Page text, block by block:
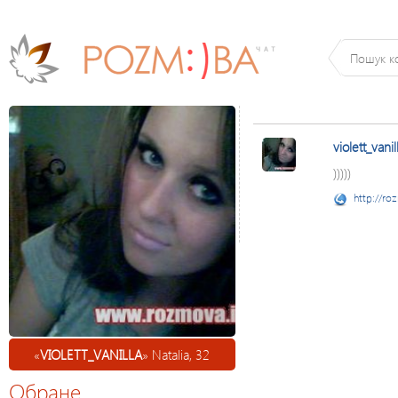
«VIOLETT_VANILLA» Natalia, 32
Обране
)))))
http://